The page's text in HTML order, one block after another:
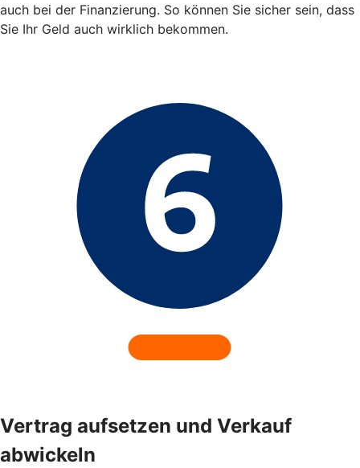
auch bei der Finanzierung. So können Sie sicher sein, dass
Sie Ihr Geld auch wirklich bekommen.
Vertrag aufsetzen und Verkauf
abwickeln